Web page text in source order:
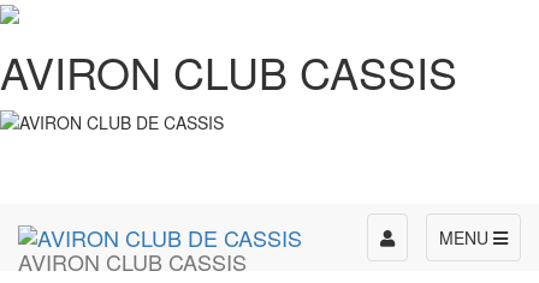
AVIRON CLUB CASSIS
AVIRON CLUB CASSIS
MENU
Toggle
navigation